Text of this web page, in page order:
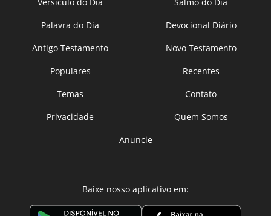
Palavra do Dia
Devocional Diário
Antigo Testamento
Novo Testamento
Populares
Recentes
Temas
Contato
Privacidade
Quem Somos
Anuncie
Baixe nosso aplicativo em: